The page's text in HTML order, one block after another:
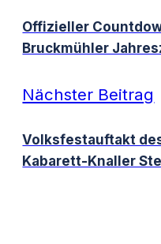
Offizieller
Bruckmühler
Nächster Beitrag
Volksfestauftakt
Kabarett-Knaller